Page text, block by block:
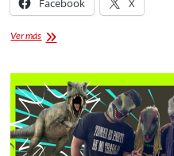
Facebook X
Ver másFestival
Ranchero»:
Tlaxcala
celebra
40
años